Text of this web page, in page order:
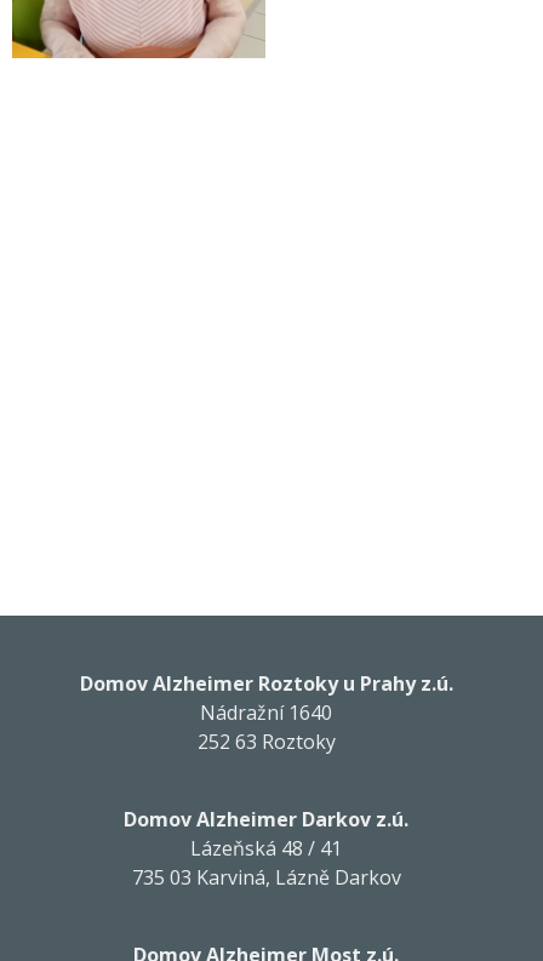
Domov Alzheimer Roztoky u Prahy z.ú.
Nádražní 1640
252 63 Roztoky
Domov Alzheimer Darkov z.ú.
Lázeňská 48 / 41
735 03 Karviná, Lázně Darkov
Domov Alzheimer Most z.ú.